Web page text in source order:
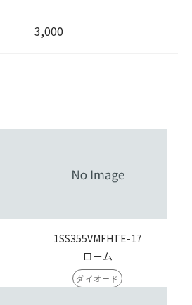
3,000
1SS355VMFHTE-17
ローム
ダイオード